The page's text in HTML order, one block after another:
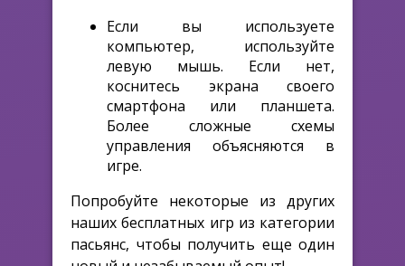
Если вы используете
компьютер, используйте
левую мышь. Если нет,
коснитесь экрана своего
смартфона или планшета.
Более сложные схемы
управления объясняются в
игре.
Попробуйте некоторые из других
наших бесплатных игр из категории
пасьянс, чтобы получить еще один